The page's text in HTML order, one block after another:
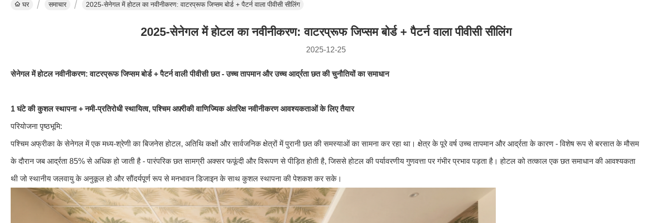
घर समाचार 2025-सेनेगल में होटल का नवीनीकरण: वाटरप्रूफ जिप्सम बोर्ड + पैटर्न वाला पीवीसी सीलिंग
2025-सेनेगल में होटल का नवीनीकरण: वाटरप्रूफ जिप्सम बोर्ड + पैटर्न वाला पीवीसी सीलिंग
2025-12-25
सेनेगल में होटल नवीनीकरण: वाटरप्रूफ जिप्सम बोर्ड + पैटर्न वाली पीवीसी छत - उच्च तापमान और उच्च आर्द्रता छत की चुनौतियों का समाधान
1 घंटे की कुशल स्थापना + नमी-प्रतिरोधी स्थायित्व, पश्चिम अफ़्रीकी वाणिज्यिक अंतरिक्ष नवीनीकरण आवश्यकताओं के लिए तैयार
परियोजना पृष्ठभूमि:
पश्चिम अफ्रीका के सेनेगल में एक मध्य-श्रेणी का बिजनेस होटल, अतिथि कक्षों और सार्वजनिक क्षेत्रों में पुरानी छत की समस्याओं का सामना कर रहा था। क्षेत्र के पूरे वर्ष उच्च तापमान और आर्द्रता के कारण - विशेष रूप से बरसात के मौसम
के दौरान जब आर्द्रता 85% से अधिक हो जाती है - पारंपरिक छत सामग्री अक्सर फफूंदी और विरूपण से पीड़ित होती है, जिससे होटल की पर्यावरणीय गुणवत्ता पर गंभीर प्रभाव पड़ता है। होटल को तत्काल एक छत समाधान की आवश्यकता
थी जो स्थानीय जलवायु के अनुकूल हो और सौंदर्यपूर्ण रूप से मनभावन डिजाइन के साथ कुशल स्थापना की पेशकश कर सके।